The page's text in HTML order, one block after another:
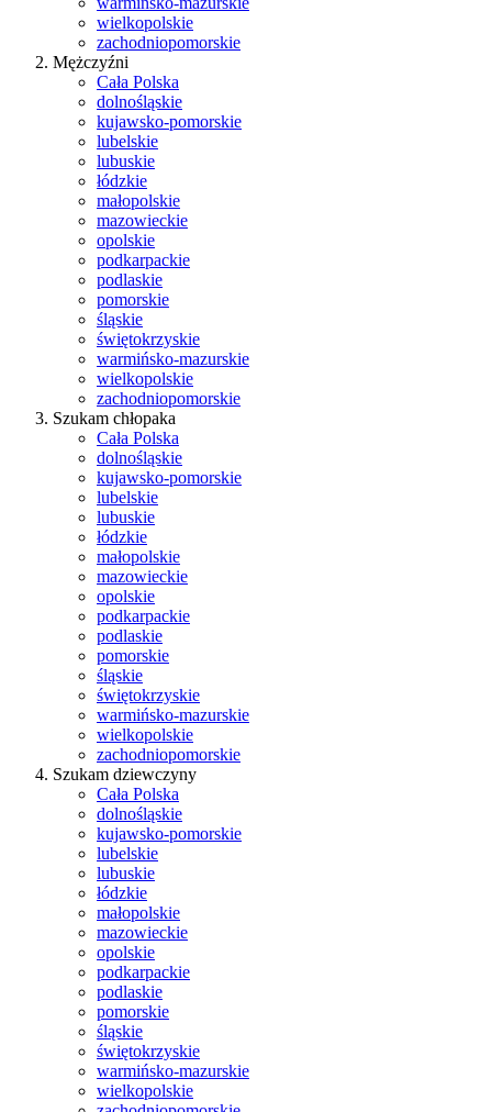
wielkopolskie
zachodniopomorskie
Mężczyźni
Cała Polska
dolnośląskie
kujawsko-pomorskie
lubelskie
lubuskie
łódzkie
małopolskie
mazowieckie
opolskie
podkarpackie
podlaskie
pomorskie
śląskie
świętokrzyskie
warmińsko-mazurskie
wielkopolskie
zachodniopomorskie
Szukam chłopaka
Cała Polska
dolnośląskie
kujawsko-pomorskie
lubelskie
lubuskie
łódzkie
małopolskie
mazowieckie
opolskie
podkarpackie
podlaskie
pomorskie
śląskie
świętokrzyskie
warmińsko-mazurskie
wielkopolskie
zachodniopomorskie
Szukam dziewczyny
Cała Polska
dolnośląskie
kujawsko-pomorskie
lubelskie
lubuskie
łódzkie
małopolskie
mazowieckie
opolskie
podkarpackie
podlaskie
pomorskie
śląskie
świętokrzyskie
warmińsko-mazurskie
wielkopolskie